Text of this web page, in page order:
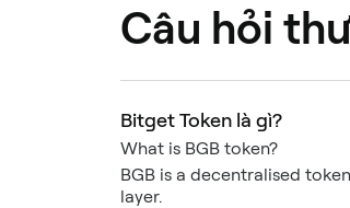
Câu hỏi
Bitget Token là gì?
What is BGB token?
BGB is a decentralised
layer.